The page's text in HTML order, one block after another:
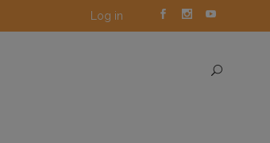
Log in